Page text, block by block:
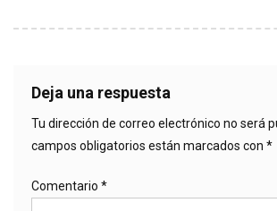
Deja una respuesta
Tu dirección de correo electrónico no será
campos obligatorios están marcados con *
Comentario *